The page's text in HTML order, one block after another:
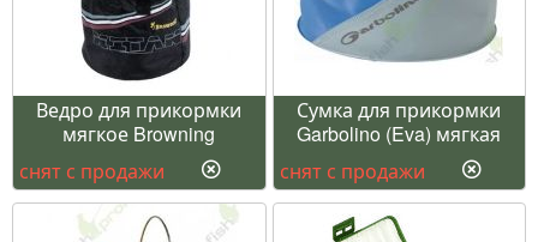
Ведро для прикормки
мягкое Browning
снят с продажи
Сумка для прикормки
Garbolino (Eva) мягкая
снят с продажи